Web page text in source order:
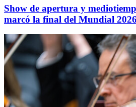
Show de apertura y
marcó la final del Mundial 2026